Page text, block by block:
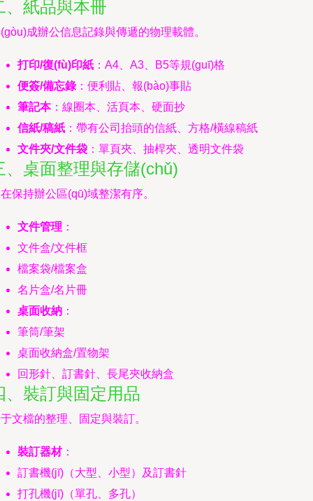
、紙品與本冊
成辦公信息記錄與傳遞的物理載體。
打印/復(fù)印紙 ：A4、A3、B5等規(guī)格
便簽/備忘錄：便利貼、報(bào)事貼
筆記本：線圈本、活頁本、硬面抄
信紙/稿紙 ：帶有公司抬頭的信紙、方格/橫線稿紙
文件夾/文件袋 ：單頁夾、抽桿夾、透明文件袋
、桌面整理與存儲(chǔ)
保持辦公區(qū)域整潔有序。
文件管理 ：
文件盒/文件框
檔案袋/檔案盒
名片盒/名片冊
桌面收納 ：
筆筒/筆架
桌面收納盒/置物架
回形針、訂書針、長尾夾收納盒
、裝訂與固定用品
文檔的整理、固定與裝訂。
裝訂器材：
訂書機(jī)（大型、小型）及訂書針
打孔機(jī)（單孔、多孔）